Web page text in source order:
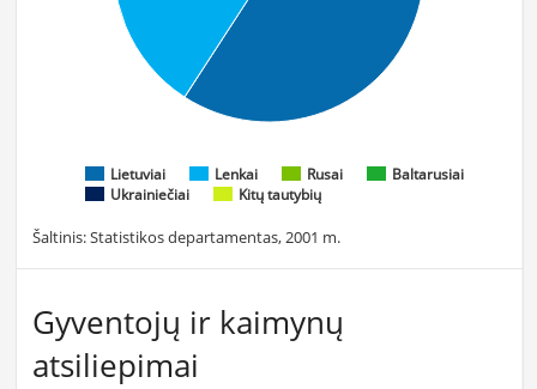
Lietuviai Lenkai Rusai
Baltarusiai
Ukrainiečiai
Kitų tautybių
Šaltinis: Statistikos departamentas, 2001 m.
Gyventojų ir kaimynų
atsiliepimai